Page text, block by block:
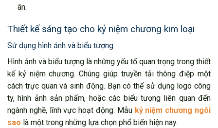
ân.
Thiết kế sáng tạo cho kỷ niệm chương kim loại
Sử dụng hình ảnh và biểu tượng
Hình ảnh và biểu tượng là những yếu tố quan trọng trong thiết
kế kỷ niệm chương. Chúng giúp truyền tải thông điệp một
cách trực quan và sinh động. Bạn có thể sử dụng logo công
ty, hình ảnh sản phẩm, hoặc các biểu tượng liên quan đến
ngành nghề, lĩnh vực hoạt động. Mẫukỷ niệm chương ngôi
sao là một trong những lựa chọn phổ biến hiện nay.